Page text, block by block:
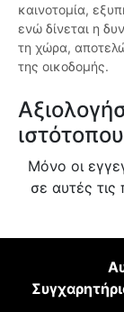
καινοτομία,
ενώ δίνεται η
τη χώρα,
της οικοδομής.
Μόνο οι
σε αυτές τις